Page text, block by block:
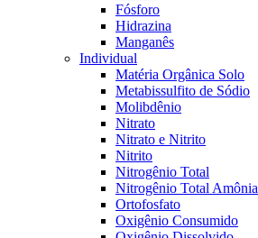
Fósforo
Hidrazina
Manganês
Individual
Matéria Orgânica Solo
Metabissulfito de Sódio
Molibdênio
Nitrato
Nitrato e Nitrito
Nitrito
Nitrogênio Total
Nitrogênio Total Amônia
Ortofosfato
Oxigênio Consumido